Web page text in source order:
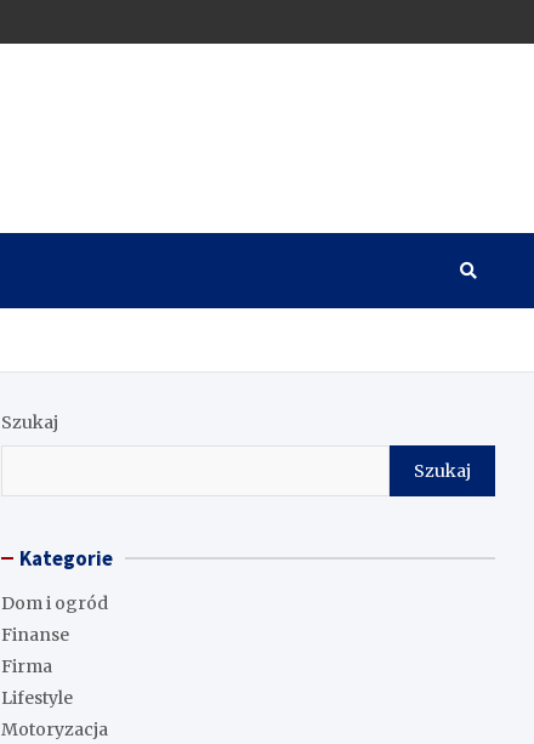
Szukaj
Szukaj
Kategorie
Dom i ogród
Finanse
Firma
Lifestyle
Motoryzacja